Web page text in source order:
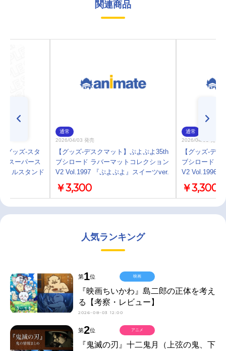
関連商品
グッズ-スタ
スーパース
リルスタンド
通常
2026/04/03 発売
【グッズ-デスクマット】ぷよぷよ35th
ブシロード ラバーマットコレクション
V2 Vol.1997 『ぷよぷよ』スイーツver.
￥3,300
通常
2026/04/03 発売
【グッズ-デ
ブシロード ラ
V2 Vol.1996
￥3,300
人気ランキング
第1位
『映画ちいかわ』島二郎の正体を考え
る【考察・レビュー】
2026-08-03 12:00
映画
第2位
『鬼滅の刃』十二鬼月（上弦の鬼、下
アニメ